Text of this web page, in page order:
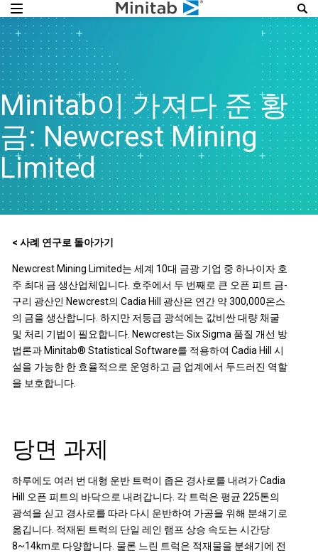
Minitab이 가져다 준 황
금: Newcrest Mining
Limited
< 사례 연구로 돌아가기
Newcrest Mining Limited는 세계 10대 금광 기업 중 하나이자 호
주 최대 금 생산업체입니다. 호주에서 두 번째로 큰 오픈 피트 금-
구리 광산인 Newcrest의 Cadia Hill 광산은 연간 약 300,000온스
의 금을 생산합니다. 하지만 저등급 광석에는 값비싼 대량 채굴
및 처리 기법이 필요합니다. Newcrest는 Six Sigma 품질 개선 방
법론과 Minitab® Statistical Software를 적용하여 Cadia Hill 시
설을 가능한 한 효율적으로 운영하고 금 업계에서 두드러진 역할
을 보호합니다.
당면 과제
하루에도 여러 번 대형 운반 트럭이 좁은 경사로를 내려가 Cadia
Hill 오픈 피트의 바닥으로 내려갑니다. 각 트럭은 평균 225톤의
광석을 싣고 경사로를 따라 다시 운반하여 가공을 위해 분쇄기로
옮깁니다. 적재된 트럭의 단일 레인 램프 상승 속도는 시간당
8~14km로 다양합니다. 물론 느린 트럭은 적재물을 분쇄기에 전